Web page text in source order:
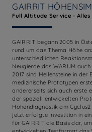
GAIRRIT
Full Altitude Service - Alles
GAIRRIT begann 2005 in
rund um das Thema Höhe
unterschiedlichen
Neugierde das WARUM
2017 sind Meilensteine in der
medizinische Prototypen
andererseits sich auch erste
der speziell entwickelten
Höhendiagnostik am
jetzt erfolgte Investition in
für GAIRRIT die Basis dar,